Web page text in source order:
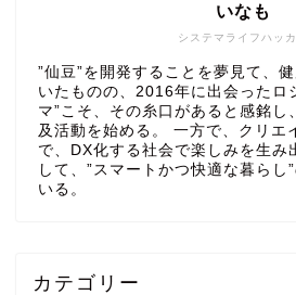
システマライフハッ
いなも
”仙豆”を開発することを夢見て、
いたものの、2016年に出会ったロ
マ”こそ、その糸口があると感銘し
及活動を始める。 一方で、クリエ
で、DX化する社会で楽しみを生み
して、”スマートかつ快適な暮らし
いる。
カテゴリー